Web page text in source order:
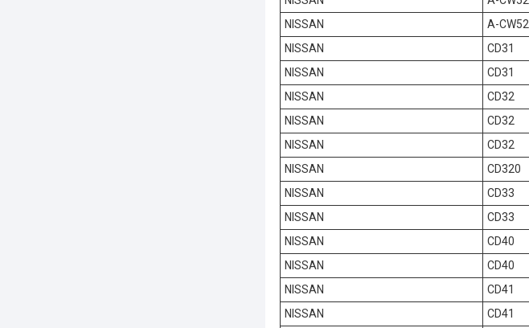
NISSAN
A-CW52
NISSAN
CD31
NISSAN
CD31
NISSAN
CD32
NISSAN
CD32
NISSAN
CD32
NISSAN
CD320
NISSAN
CD33
NISSAN
CD33
NISSAN
CD40
NISSAN
CD40
NISSAN
CD41
NISSAN
CD41